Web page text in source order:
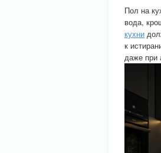
Пол на
вода,
кухни
к
даже при